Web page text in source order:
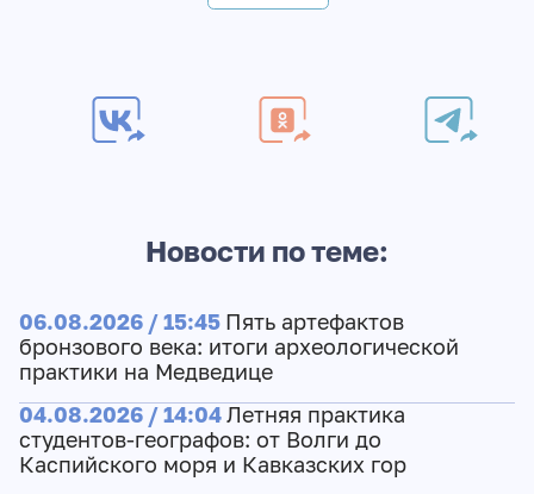
Новости по теме:
06.08.2026 / 15:45 Пять артефактов
бронзового века: итоги археологической
практики на Медведице
04.08.2026 / 14:04Летняя практика
студентов-географов: от Волги до
Каспийского моря и Кавказских гор